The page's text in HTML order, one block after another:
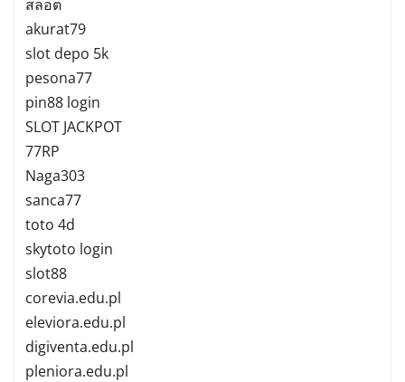
สล็อต
akurat79
slot depo 5k
pesona77
pin88 login
SLOT JACKPOT
77RP
Naga303
sanca77
toto 4d
skytoto login
slot88
corevia.edu.pl
eleviora.edu.pl
digiventa.edu.pl
pleniora.edu.pl